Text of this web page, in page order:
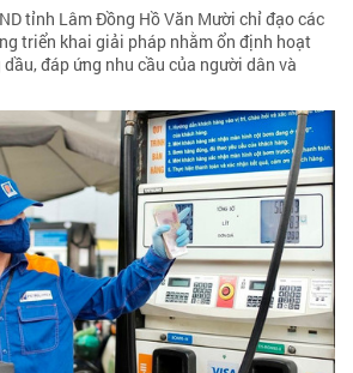
tỉnh Lâm Đồng Hồ Văn Mười chỉ đạo các
triển khai giải pháp nhằm ổn định hoạt
đáp ứng nhu cầu của người dân và